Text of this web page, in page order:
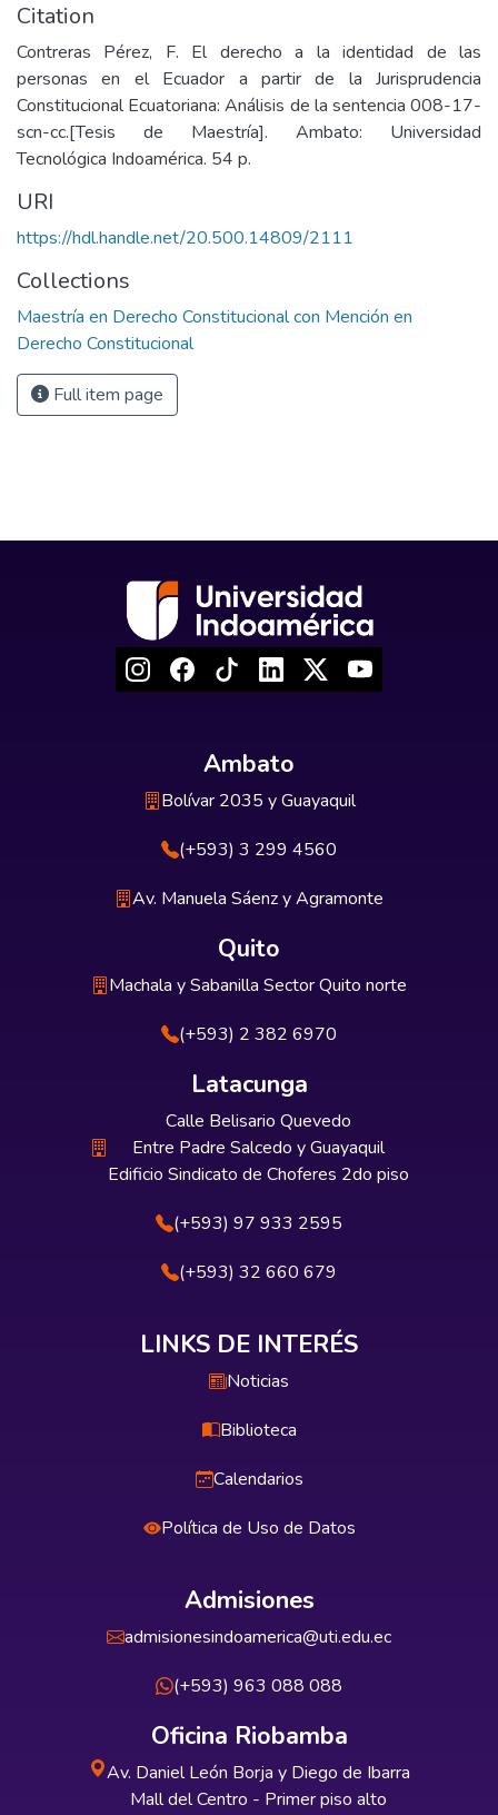
Citation
Contreras Pérez, F. El derecho a la identidad de las
personas en el Ecuador a partir de la Jurisprudencia
Constitucional Ecuatoriana: Análisis de la sentencia 008-17-
scn-cc.[Tesis de Maestría]. Ambato: Universidad
Tecnológica Indoamérica. 54 p.
URI
https://hdl.handle.net/20.500.14809/2111
Collections
Maestría en Derecho Constitucional con Mención en
Derecho Constitucional
Full item page
Ambato
Bolívar 2035 y Guayaquil
(+593) 3 299 4560
Av. Manuela Sáenz y Agramonte
Quito
Machala y Sabanilla Sector Quito norte
(+593) 2 382 6970
Latacunga
Calle Belisario Quevedo
Entre Padre Salcedo y Guayaquil
Edificio Sindicato de Choferes 2do piso
(+593) 97 933 2595
(+593) 32 660 679
LINKS DE INTERÉS
Noticias
Biblioteca
Calendarios
Política de Uso de Datos
Admisiones
admisionesindoamerica@uti.edu.ec
(+593) 963 088 088
Oficina Riobamba
Av. Daniel León Borja y Diego de Ibarra
Mall del Centro - Primer piso alto